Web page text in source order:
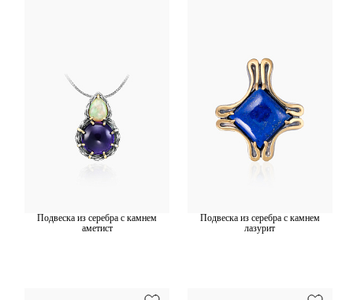
Подвеска из серебра с камнем
аметист
Подвеска из серебра с камнем
лазурит